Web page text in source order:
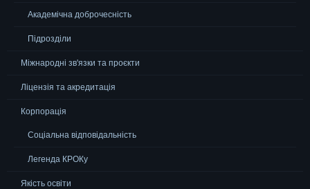
Академічна доброчесність
Підрозділи
Міжнародні зв'язки та проєкти
Ліцензія та акредитація
Корпорація
Соціальна відповідальність
Легенда КРОКу
Якість освіти